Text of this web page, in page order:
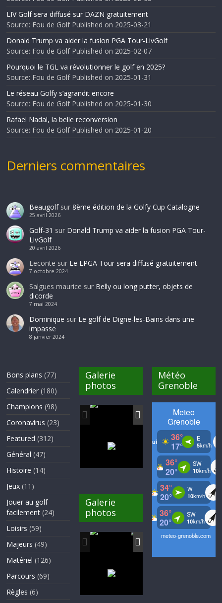
LIV Golf sera diffusé sur DAZN gratuitement
Source: Fou de Golf Published on 2025-03-21
Donald Trump va aider la fusion PGA Tour-LivGolf
Source: Fou de Golf Published on 2025-02-07
Pourquoi le TGL va révolutionner le golf en 2025?
Source: Fou de Golf Published on 2025-01-31
Le réseau Golfy s’agrandit encore
Source: Fou de Golf Published on 2025-01-30
Rafael Nadal, la belle reconversion
Source: Fou de Golf Published on 2025-01-20
Derniers commentaires
Beaugolfsur 8ème édition de la Golfy Cup Catalogne
25 avril 2026
Golf-31 sur Donald Trump va aider la fusion PGA Tour-
LivGolf
20 avril 2026
Leconte sur Le LPGA Tour sera diffusé gratuitement
7 octobre 2024
Salgues maurice sur Belly ou long putter, objets de
dicorde
7 mai 2024
Dominique sur Le golf de Digne-les-Bains dans une
impasse
8 janvier 2024
Bons plans (77)
Calendrier (180)
Champions (98)
Coronavirus (23)
Featured (312)
Général (47)
Histoire (14)
Jeux (11)
Jouer au golf
facilement (24)
Loisirs (59)
Majeurs (49)
Matériel (126)
Parcours (69)
Règles (6)
Galerie
photos
Galerie
photos
Météo
Grenoble